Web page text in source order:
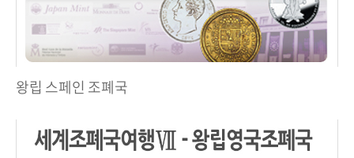
왕립 스페인 조폐국